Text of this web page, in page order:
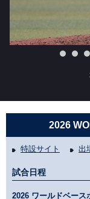
2026
特設サイト 出
試合日程
2026 ワールドベー